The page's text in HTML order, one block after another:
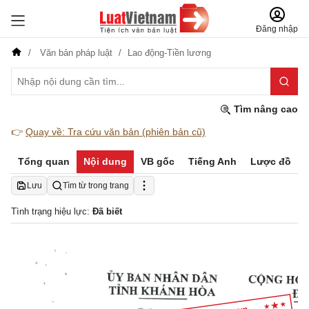
Đăng nhập
Văn bản pháp luật Lao động-Tiền lương
Tìm nâng cao
👉 Quay về: Tra cứu văn bản (phiên bản cũ)
Tổng quan Nội dung VB gốc Tiếng Anh Lược đồ
Lưu Tìm từ trong trang
Tình trạng hiệu lực: Đã biết
ttv sex NuAN oAr,r
riNn xnANH Hon
cQNG